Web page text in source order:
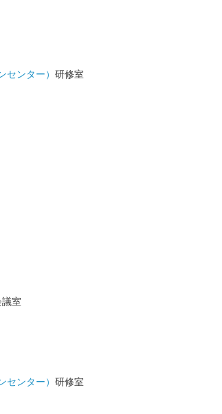
センター） 研修室
室
センター） 研修室